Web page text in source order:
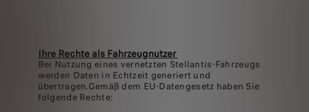
Ihre Rechte als Fahrzeugnutzer
Bei Nutzung eines vernetzten Stellantis-Fahrzeugs
werden Daten in Echtzeit generiert und
übertragen.Gemäß dem EU-Datengesetz haben Sie
folgende Rechte: